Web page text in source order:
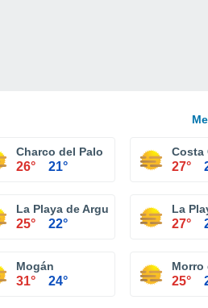
Charco del Palo
26° 21°
Costa
27°
La Playa de Arguineguín
25° 22°
La
27°
Mogán
31° 24°
Morro
25°